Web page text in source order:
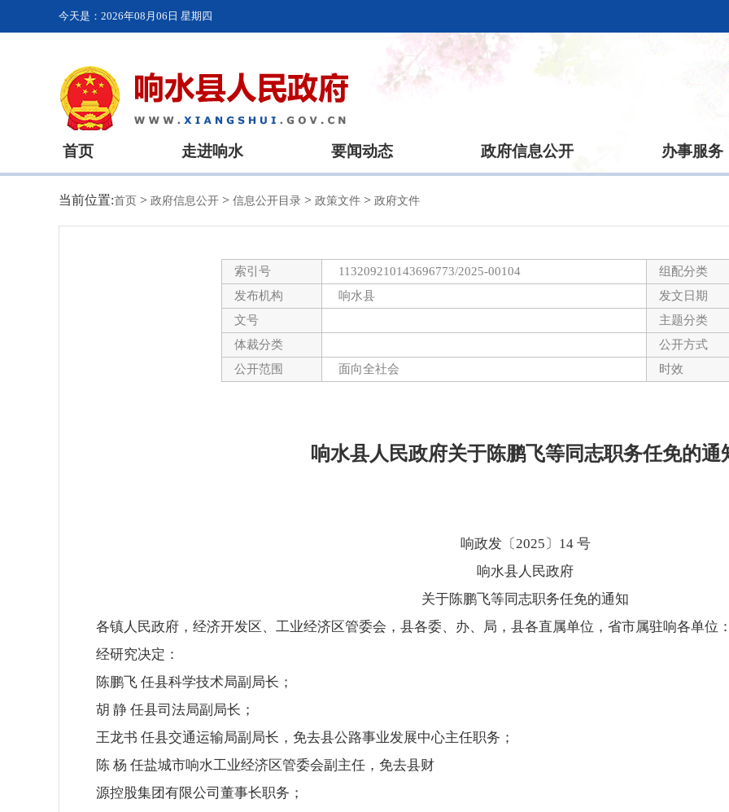
今天是： 2026年08月06日 星期四
首页 走进响水 要闻动态 政府信息公开 办事服务
当前位置:首页 > 政府信息公开 > 信息公开目录 > 政策文件 > 政府文件
索引号 113209210143696773/2025-00104 组配分类
发布机构
响水县 发文日期
文号
主题分类
体裁分类
公开方式
公开范围
面向全社会 时效
响水县人民政府关于陈鹏飞等同志职务任免的通
响政发〔2025〕14 号
响水县人民政府
关于陈鹏飞等同志职务任免的通知
各镇人民政府，经济开发区、工业经济区管委会，县各委、办、局，县各直属单位，省市属驻响各单位：
经研究决定：
陈鹏飞 任县科学技术局副局长；
胡 静 任县司法局副局长；
王龙书 任县交通运输局副局长，免去县公路事业发展中心主任职务；
陈 杨 任盐城市响水工业经济区管委会副主任，免去县财
源控股集团有限公司董事长职务；